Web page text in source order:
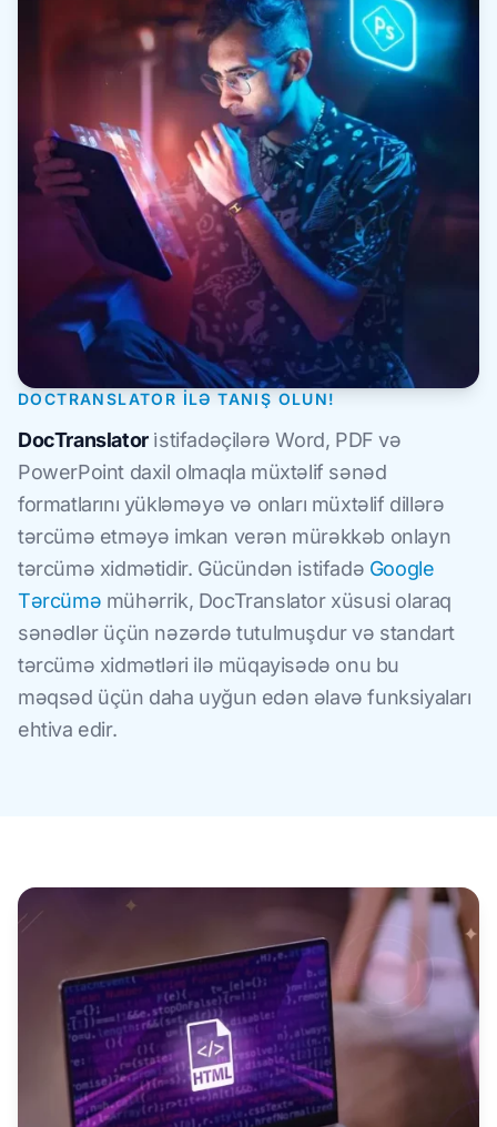
DOCTRANSLATOR ILƏ TANIŞ OLUN!
DocTranslatori̇stifadəçilərə Word, PDF və
PowerPoint daxil olmaqla müxtəlif sənəd
formatlarını yükləməyə və onları müxtəlif dillərə
tərcümə etməyə imkan verən mürəkkəb onlayn
tərcümə xidmətidir. Gücündən istifadə Google
Tərcümə mühərrik, DocTranslator xüsusi olaraq
sənədlər üçün nəzərdə tutulmuşdur və standart
tərcümə xidmətləri ilə müqayisədə onu bu
məqsəd üçün daha uyğun edən əlavə funksiyaları
ehtiva edir.